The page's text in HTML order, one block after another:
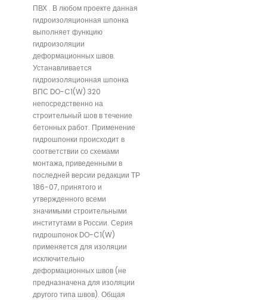
ПВХ . В любом проекте данная
гидроизоляционная шпонка
выполняет функцию
гидроизоляции
деформационных швов.
Устанавливается
гидроизоляционная шпонка
ВПС DO-C1(W) 320
непосредственно на
строительный шов в течение
бетонных работ. Применение
гидрошпонки происходит в
соответствии со схемами
монтажа, приведенными в
последней версии редакции ТР
186-07, принятого и
утвержденного всеми
значимыми строительными
институтами в России. Серия
гидрошпонок DO-C1(W)
применяется для изоляции
исключительно
деформационных швов (не
предназначена для изоляции
другого типа швов). Общая